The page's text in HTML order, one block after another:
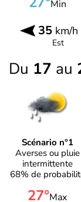
Min
35km/h
Est
Du 17 au
Scénario n°1
Averses ou pluie
intermittente
68% de
27°Max